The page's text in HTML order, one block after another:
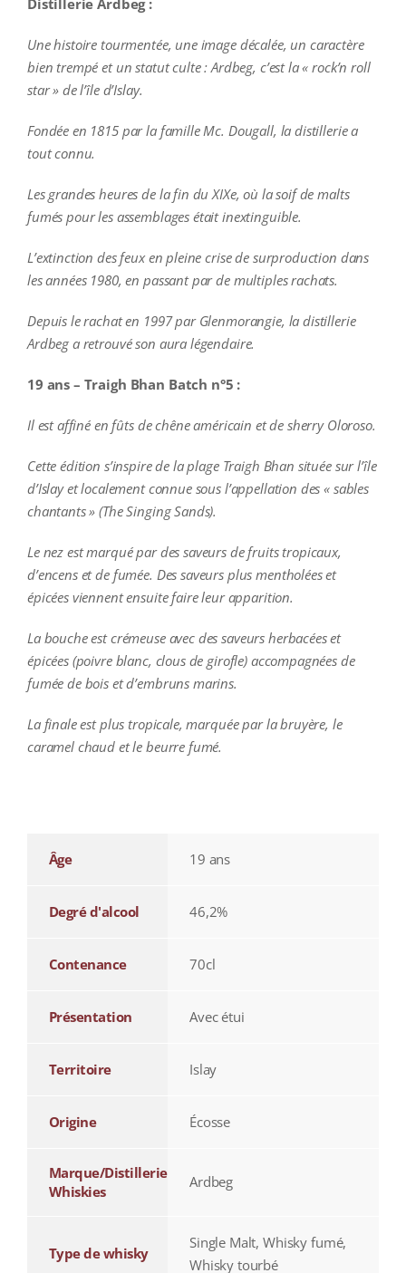
Distillerie Ardbeg :
Une histoire tourmentée, une image décalée, un caractère
bien trempé et un statut culte : Ardbeg, c’est la « rock’n roll
star » de l’île d’Islay.
Fondée en 1815 par la famille Mc. Dougall, la distillerie a
tout connu.
Les grandes heures de la fin du XIXe, où la soif de malts
fumés pour les assemblages était inextinguible.
L’extinction des feux en pleine crise de surproduction dans
les années 1980, en passant par de multiples rachats.
Depuis le rachat en 1997 par Glenmorangie, la distillerie
Ardbeg a retrouvé son aura légendaire.
19 ans – Traigh Bhan Batch n°5 :
Il est affiné en fûts de chêne américain et de sherry Oloroso.
Cette édition s’inspire de la plage Traigh Bhan située sur l’île
d’Islay et localement connue sous l’appellation des « sables
chantants » (The Singing Sands).
Le nez est marqué par des saveurs de fruits tropicaux,
d’encens et de fumée. Des saveurs plus mentholées et
épicées viennent ensuite faire leur apparition.
La bouche est crémeuse avec des saveurs herbacées et
épicées (poivre blanc, clous de girofle) accompagnées de
fumée de bois et d’embruns marins.
La finale est plus tropicale, marquée par la bruyère, le
caramel chaud et le beurre fumé.
Âge 19 ans
Degré d'alcool 46,2%
Contenance 70cl
Présentation Avec étui
Territoire Islay
Origine Écosse
Marque/Distillerie
Whiskies
Ardbeg
Type de whisky
Single Malt, Whisky fumé,
Whisky tourbé